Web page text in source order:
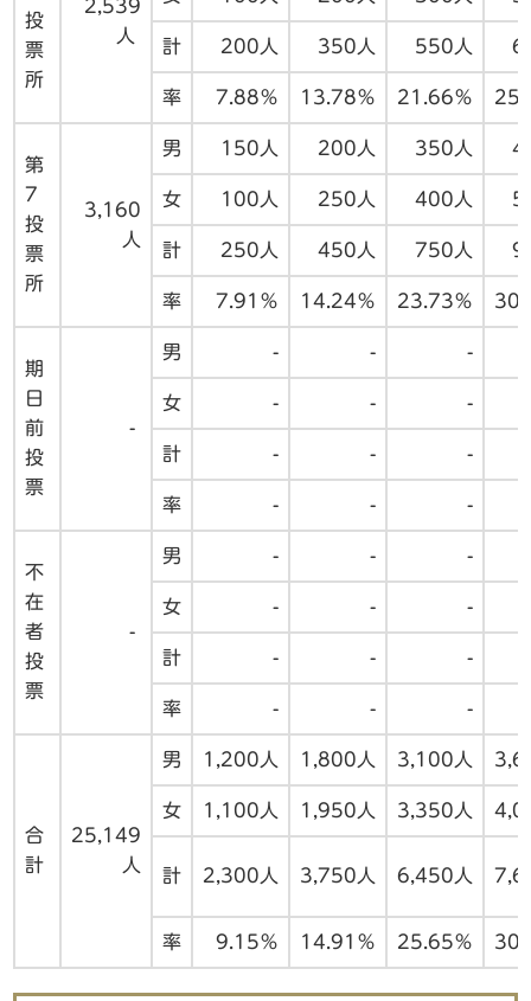
投
票
所
2,539
人
計 200人 350人 550人
率 7.88％ 13.78％ 21.66％
第
7
投
票
所
3,160
人
男 150人 200人 350人
女 100人 250人 400人
計 250人 450人 750人
率 7.91％ 14.24％ 23.73％
期
日
前
投
票
-
男 - - -
女 - - -
計 - - -
率 - - -
不
在
者
投
票
-
男 - - -
女 - - -
計 - - -
率 - - -
合
計
25,149
人
男 1,200人 1,800人 3,100人
女 1,100人 1,950人 3,350人
計 2,300人 3,750人 6,450人
率 9.15％ 14.91％ 25.65％